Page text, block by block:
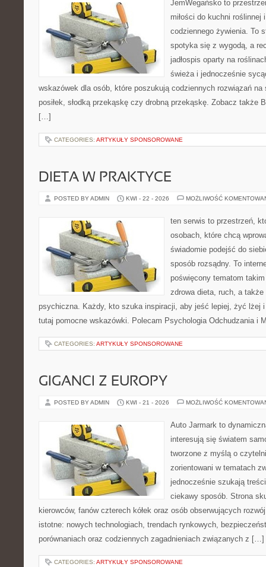
JemWegańsko to
miłości do kuchni roślinnej
codziennego żywienia. To
spotyka się z wygodą, a
jadłospis oparty na
świeża i jednocześnie
wskazówek dla osób, które poszukują codziennych rozwiązań na
posiłek, słodką przekąskę czy drobną przekąskę. Zobacz także
[…]
CATEGORIES: ARTYKUŁY SPONSOROWANE
DIETA W PRAKTYCE
POSTED BY ADMIN KWI - 22 - 2026 MOŻLIWOŚĆ
ten serwis to przestrzeń,
osobach, które chcą
świadomie podejść do
sposób rozsądny. To
poświęcony tematom
zdrowa dieta, ruch, a
psychiczna. Każdy, kto szuka inspiracji, aby jeść lepiej, żyć lżej
tutaj pomocne wskazówki. Polecam Psychologia Odchudzania i
CATEGORIES: ARTYKUŁY SPONSOROWANE
GIGANCI Z EUROPY
POSTED BY ADMIN KWI - 21 - 2026 MOŻLIWOŚĆ
Auto Jarmark to
interesują się światem
tworzone z myślą o
zorientowani w tematach
jednocześnie szukają
ciekawy sposób. Strona
kierowców, fanów czterech kółek oraz osób obserwujących
istotne: nowych technologiach, trendach rynkowych,
porównaniach oraz codziennych zagadnieniach związanych z […]
CATEGORIES: ARTYKUŁY SPONSOROWANE